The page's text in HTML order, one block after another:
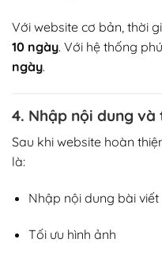
Với website cơ bản, thời
10 ngày. Với hệ thống
ngày.
4. Nhập nội dung và
Sau khi website hoàn
là:
Nhập nội dung bài viết
Tối ưu hình ảnh